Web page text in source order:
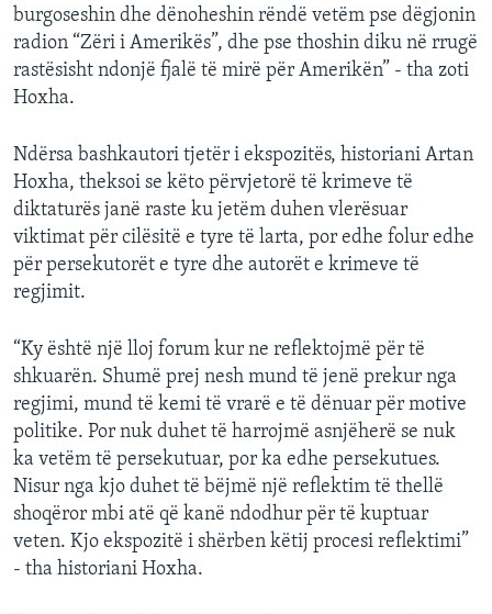
burgoseshin dhe dënoheshin rëndë vetëm pse dëgjonin
radion “Zëri i Amerikës”, dhe pse thoshin diku në rrugë
rastësisht ndonjë fjalë të mirë për Amerikën” - tha zoti
Hoxha.
Ndërsa bashkautori tjetër i ekspozitës, historiani Artan
Hoxha, theksoi se këto përvjetorë të krimeve të
diktaturës janë raste ku jetëm duhen vlerësuar
viktimat për cilësitë e tyre të larta, por edhe folur edhe
për persekutorët e tyre dhe autorët e krimeve të
regjimit.
“Ky është një lloj forum kur ne reflektojmë për të
shkuarën. Shumë prej nesh mund të jenë prekur nga
regjimi, mund të kemi të vrarë e të dënuar për motive
politike. Por nuk duhet të harrojmë asnjëherë se nuk
ka vetëm të persekutuar, por ka edhe persekutues.
Nisur nga kjo duhet të bëjmë një reflektim të thellë
shoqëror mbi atë që kanë ndodhur për të kuptuar
veten. Kjo ekspozitë i shërben këtij procesi reflektimi”
- tha historiani Hoxha.